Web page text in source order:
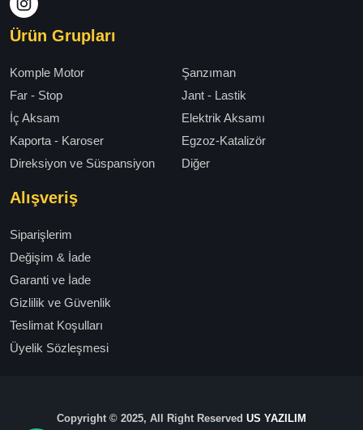
Ürün Grupları
Komple Motor
Şanzıman
Far - Stop
Jant - Lastik
İç Aksam
Elektrik Aksamı
Kaporta - Karoser
Egzoz-Katalizör
Direksiyon ve Süspansiyon
Diğer
Alışveriş
Siparişlerim
Değişim & İade
Garanti ve İade
Gizlilik ve Güvenlik
Teslimat Koşulları
Üyelik Sözleşmesi
Copyright © 2025, All Right Reserved US YAZILIM